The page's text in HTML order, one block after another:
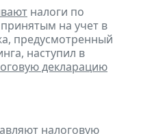
налоги по
на учет в
предусмотренный
наступил в
декларацию
налоговую